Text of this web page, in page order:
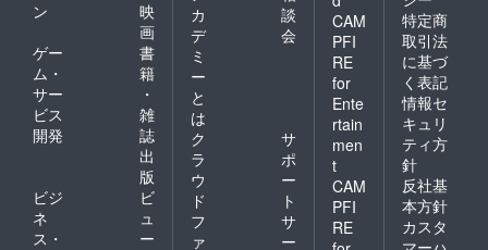
ン
映
画
ゲー
ム・
サー
ビス
開発
書
籍
・
雑
誌
出
版
ビジ
ネ
ス・
ビ
ュ
ー
カ
デ
ミ
ー
と
は
談
会
ク
ラ
ウ
ド
フ
ァ
サ
ポ
ー
ト
サ
ー
CAM
PFI
RE
for
Ente
rtain
men
t
CAM
PFI
RE
特定商
取引法
に基づ
く表記
情報セ
キュリ
ティ方
針
反社基
本方針
カスタ